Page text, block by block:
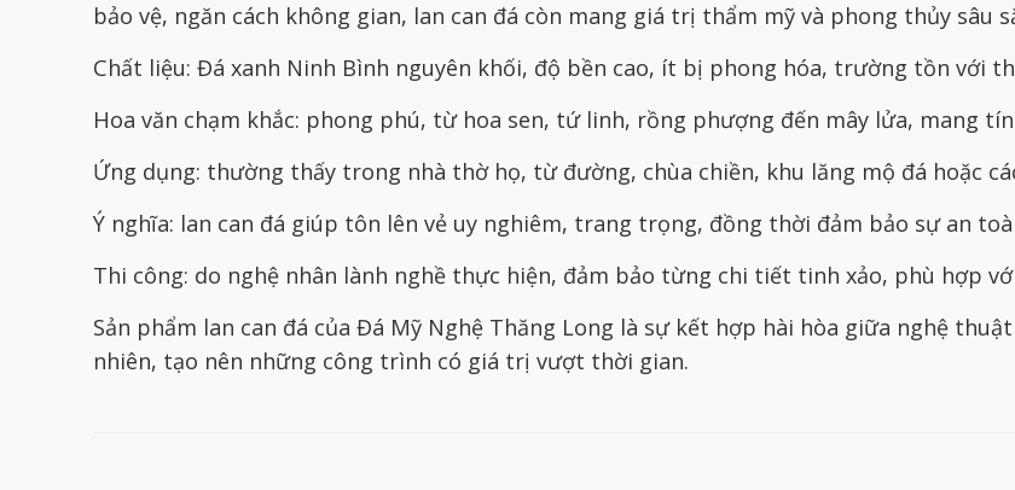
bảo vệ, ngăn cách không gian, lan can đá còn mang giá trị thẩm mỹ và phong thủy sâu
Chất liệu: Đá xanh Ninh Bình nguyên khối, độ bền cao, ít bị phong hóa, trường tồn với
Hoa văn chạm khắc: phong phú, từ hoa sen, tứ linh, rồng phượng đến mây lửa, mang
Ứng dụng: thường thấy trong nhà thờ họ, từ đường, chùa chiền, khu lăng mộ đá hoặc
Ý nghĩa: lan can đá giúp tôn lên vẻ uy nghiêm, trang trọng, đồng thời đảm bảo sự an
Thi công: do nghệ nhân lành nghề thực hiện, đảm bảo từng chi tiết tinh xảo, phù hợp
Sản phẩm lan can đá của Đá Mỹ Nghệ Thăng Long là sự kết hợp hài hòa giữa nghệ
nhiên, tạo nên những công trình có giá trị vượt thời gian.